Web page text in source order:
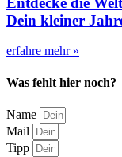
Dein kleiner
erfahre mehr »
Was fehlt hier noch?
Name
Mail
Tipp